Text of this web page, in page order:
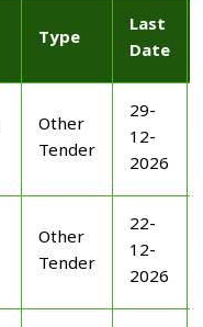
Type
Last
Date
Other
Tender
29-
12-
2026
Other
Tender
22-
12-
2026